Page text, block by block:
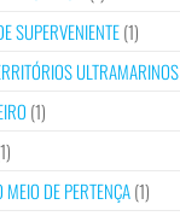
SUPERVENIENTE(1)
ULTRAMARINOS
(1)
DE PERTENÇA(1)